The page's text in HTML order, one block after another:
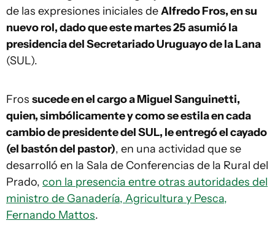
de las expresiones iniciales deAlfredo Fros, en su
nuevo rol, dado que este martes 25 asumió la
presidencia del Secretariado Uruguayo de la Lana
(SUL).
Fros sucede en el cargo a Miguel Sanguinetti,
quien, simbólicamente y como se estila en cada
cambio de presidente del SUL, le entregó el cayado
(el bastón del pastor), en una actividad que se
desarrolló en la Sala de Conferencias de la Rural del
Prado, con la presencia entre otras autoridades del
ministro de Ganadería, Agricultura y Pesca,
Fernando Mattos.